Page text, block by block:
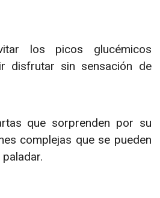
los picos glucémicos
disfrutar sin sensación de
que sorprenden por su
complejas que se pueden